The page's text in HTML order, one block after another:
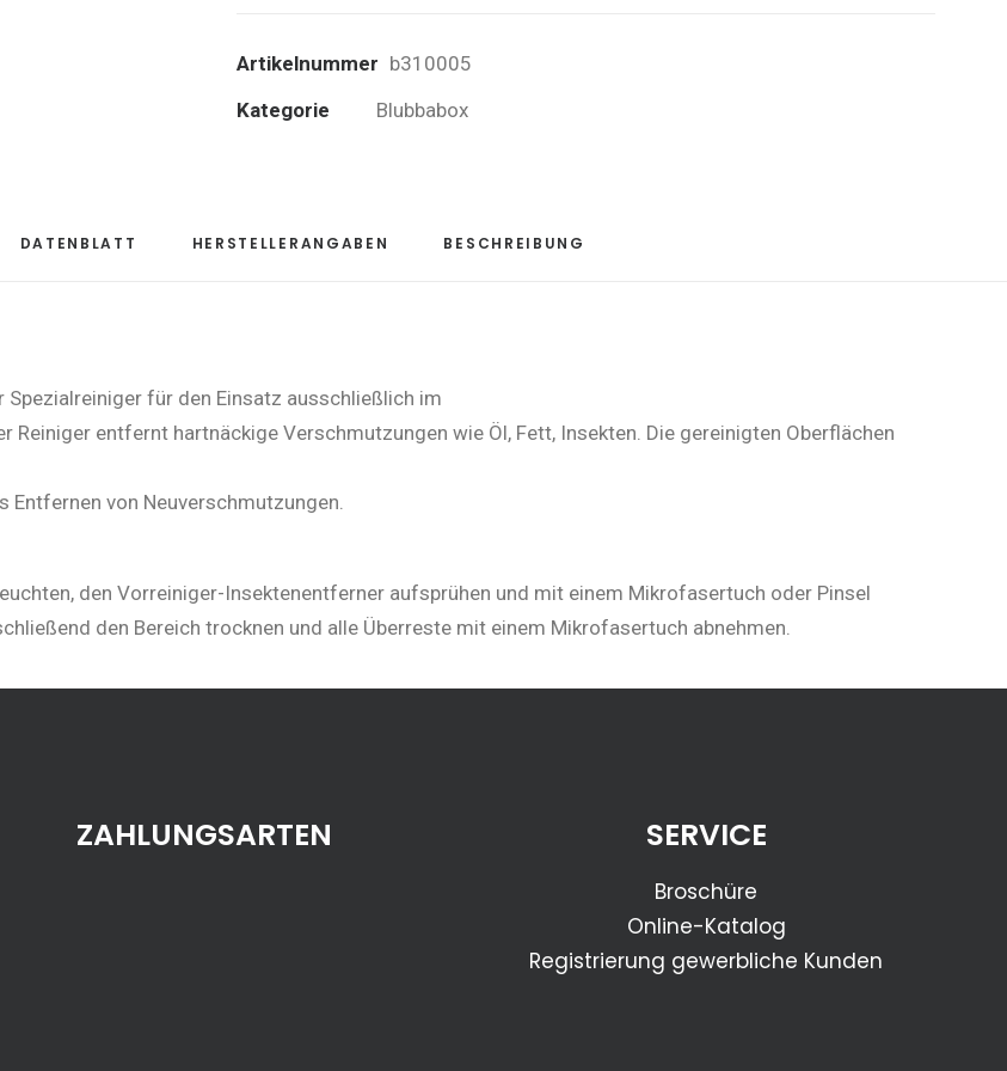
Menge
Artikelnummer b310005
Kategorie
Blubbabox
DATENBLATT HERSTELLERANGABEN BESCHREIBUNG
für den Einsatz ausschließlich im
Reiniger entfernt hartnäckige Verschmutzungen wie Öl, Fett, Insekten. Die gereinigten Oberflächen
Entfernen von Neuverschmutzungen.
den Vorreiniger-Insektenentferner aufsprühen und mit einem Mikrofasertuch oder Pinsel
den Bereich trocknen und alle Überreste mit einem Mikrofasertuch abnehmen.
ZAHLUNGSARTEN SERVICE
Broschüre
Online-Katalog
Registrierung gewerbliche Kunden